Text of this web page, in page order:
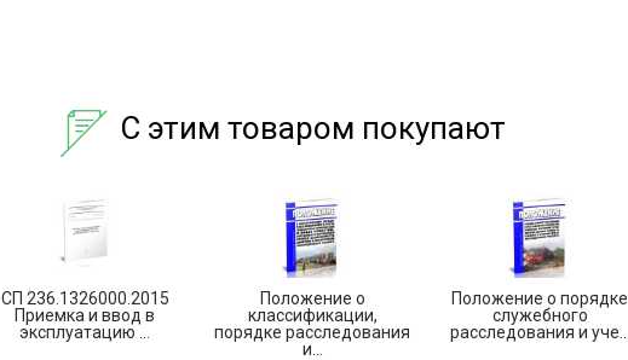
С этим товаром покупают
СП 236.1326000.2015
Приемка и ввод в
эксплуатацию ...
Положение о
классификации,
порядке расследования
и...
Положение о порядке
служебного
расследования и уче...